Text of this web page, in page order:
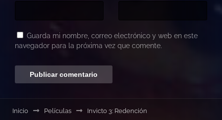
Guarda mi nombre, correo electrónico y web en este
navegador para la próxima vez que comente.
Inicio Películas Invicto 3: Redención